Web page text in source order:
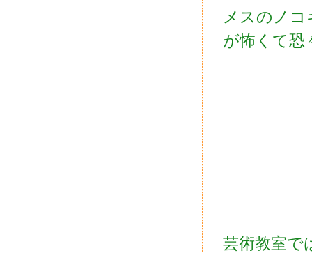
メスのノ
が怖くて恐
芸術教室で